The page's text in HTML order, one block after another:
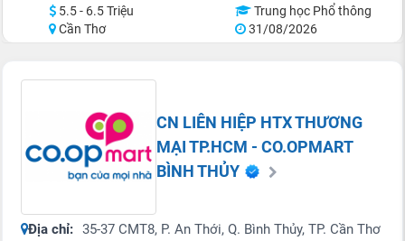
5.5 - 6.5 Triệu
Trung học Phổ thông
Cần Thơ
31/08/2026
CN LIÊN HIỆP HTX THƯƠNG
MẠI TP.HCM - CO.OPMART
BÌNH THỦY
Địa chỉ: 35-37 CMT8, P. An Thới, Q. Bình Thủy, TP. Cần Thơ